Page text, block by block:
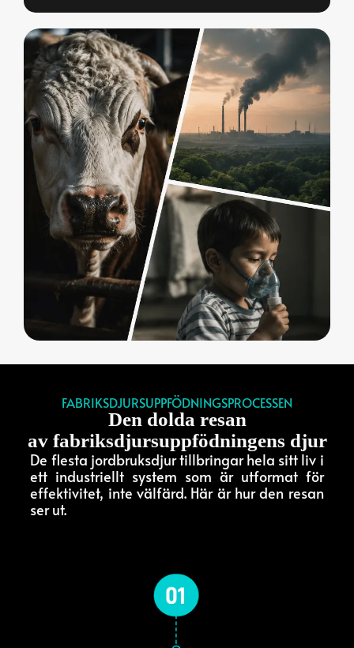
FABRIKSDJURSUPPFÖDNINGSPROCESSEN
Den dolda resan
av fabriksdjursuppfödningens djur
De flesta jordbruksdjur tillbringar hela sitt liv i
ett industriellt system som är utformat för
effektivitet, inte välfärd. Här är hur den resan
ser ut.